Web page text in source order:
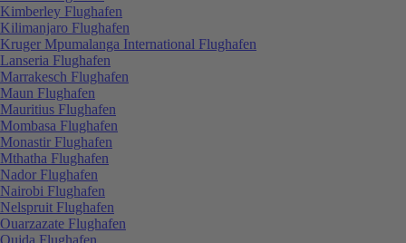
Kimberley Flughafen
Kilimanjaro Flughafen
Kruger Mpumalanga International Flughafen
Lanseria Flughafen
Marrakesch Flughafen
Maun Flughafen
Mauritius Flughafen
Mombasa Flughafen
Monastir Flughafen
Mthatha Flughafen
Nador Flughafen
Nairobi Flughafen
Nelspruit Flughafen
Ouarzazate Flughafen
Oujda Flughafen